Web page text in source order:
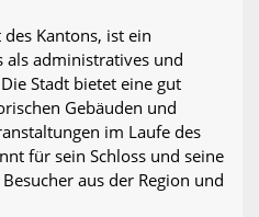
Kantons, ist ein
als administratives und
Stadt bietet eine gut
Gebäuden und
im Laufe des
für sein Schloss und seine
aus der Region und